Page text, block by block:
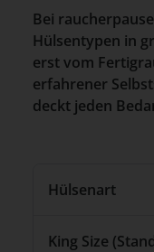
Bei
Hülsentypen in
erst vom
erfahrener
deckt jeden
Hülsenart
King Size